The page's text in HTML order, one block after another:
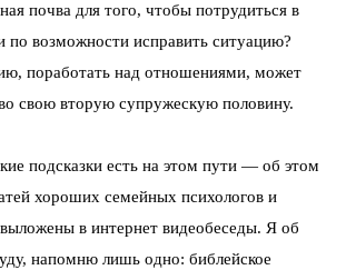
почва для того, чтобы потрудиться в
по возможности исправить ситуацию?
поработать над отношениями, может
свою вторую супружескую половину.
подсказки есть на этом пути — об этом
хороших семейных психологов и
в интернет видеобеседы. Я об
напомню лишь одно: библейское